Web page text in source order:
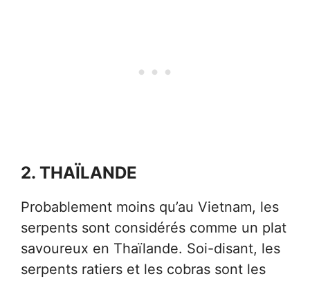
2. THAÏLANDE
Probablement moins qu’au Vietnam, les
serpents sont considérés comme un plat
savoureux en Thaïlande. Soi-disant, les
serpents ratiers et les cobras sont les